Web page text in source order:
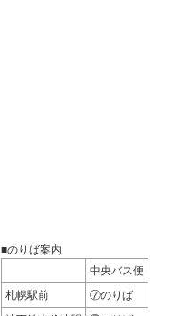
■のりば案内
中央バス便
札幌駅前
⑦のりば